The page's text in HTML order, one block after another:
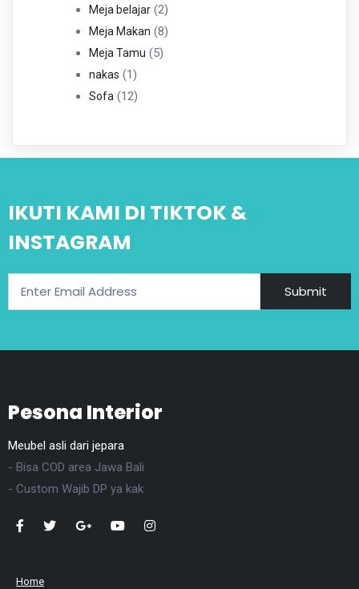
Produk
Meja belajar 22
Produk
Meja Makan 88
Meja Tamu 55
nakas 11
Produk
Sofa 1212
IKUTI KAMI DI TIKTOK &
INSTAGRAM
Submit
Pesona Interior
Meubel asli dari jepara
- Bisa COD area Jawa Bali
- Custom Wajib DP ya kak
Home